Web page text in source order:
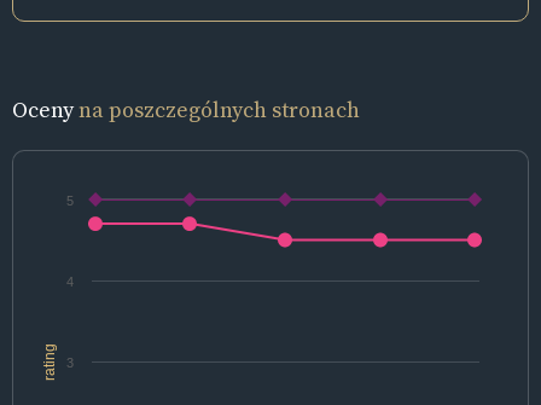
Ocenyna poszczególnych stronach
rating 3
4
5